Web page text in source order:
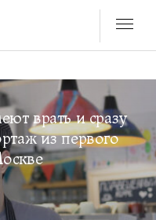
врать и сразу
из первого